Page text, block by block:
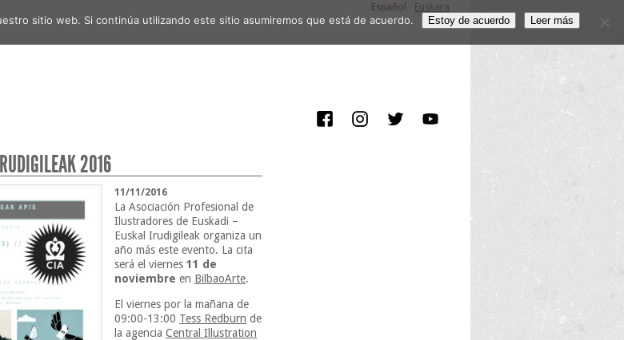
Español Euskara
2016
11/11/2016
La Asociación Profesional de
Ilustradores de Euskadi –
Euskal Irudigileak organiza un
año más este evento. La cita
será el viernes 11 de
noviembre en BilbaoArte.
El viernes por la mañana de
09:00-13:00 Tess Redburn de
la agencia Central Illustration
sitio web. Si continúa utilizando este sitio asumiremos que está de acuerdo. Estoy de acuerdo Leer más